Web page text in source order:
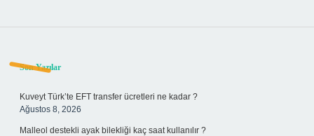
Sidebar
Son Yazılar
Kuveyt Türk’te EFT transfer ücretleri ne kadar ?
Ağustos 8, 2026
Malleol destekli ayak bilekliği kaç saat kullanılır ?